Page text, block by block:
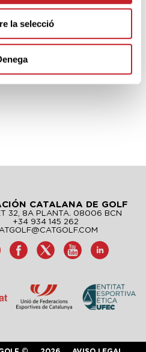
la selecció
CATALANA DE GOLF
32, 8A PLANTA. 08006 BCN
+34 934 145 262